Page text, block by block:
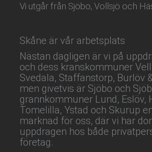
Vi utgår från Sjöbo, Vollsjö och
Skåne är vår arbetsplats
Nästan dagligen är vi på
och dess kranskommuner
Svedala, Staffanstorp, Burlöv
men givetvis är Sjöbo och
grannkommuner Lund, Eslöv,
Tomelilla, Ystad och Skurup
marknad för oss, där vi har
uppdragen hos både
företag.